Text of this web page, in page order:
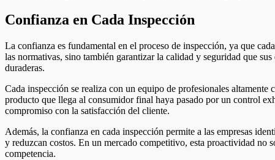
Confianza en Cada Inspección
La confianza es fundamental en el proceso de inspección, ya que
las normativas, sino también garantizar la calidad y seguridad que
duraderas.
Cada inspección se realiza con un equipo de profesionales
producto que llega al consumidor final haya pasado por un control
compromiso con la satisfacción del cliente.
Además, la confianza en cada inspección permite a las empresas
y reduzcan costos. En un mercado competitivo, esta proactividad no
competencia.